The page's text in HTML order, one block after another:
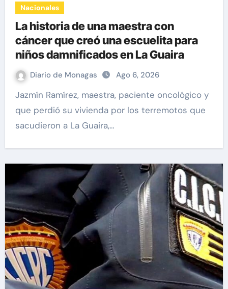
Nacionales
La historia de una maestra con
cáncer que creó una escuelita para
niños damnificados en La Guaira
Diario de Monagas Ago 6, 2026
Jazmín Ramírez, maestra, paciente oncológico y
que perdió su vivienda por los terremotos que
sacudieron a La Guaira,…